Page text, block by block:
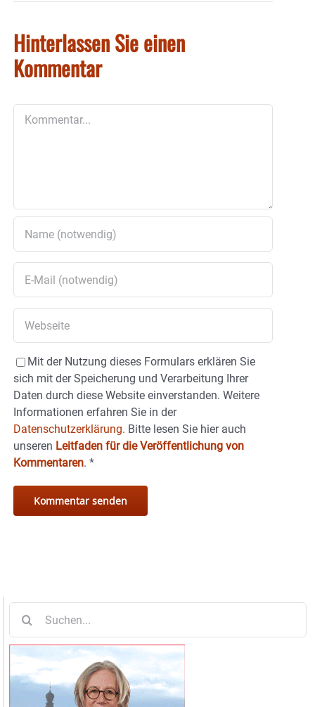
Hinterlassen Sie einen
Kommentar
Mit der Nutzung dieses Formulars erklären Sie
sich mit der Speicherung und Verarbeitung Ihrer
Daten durch diese Website einverstanden. Weitere
Informationen erfahren Sie in der
Datenschutzerklärung. Bitte lesen Sie hier auch
unseren Leitfaden für die Veröffentlichung von
Kommentaren. *
nach: